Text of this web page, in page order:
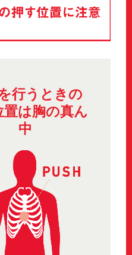
行うときの
置は胸の真ん
中